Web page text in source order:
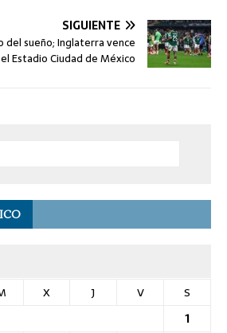
SIGUIENTE
del sueño; Inglaterra vence
Estadio Ciudad de México
X J V
S
1